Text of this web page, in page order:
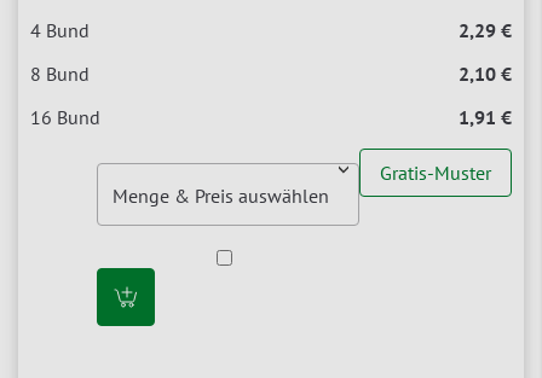
2,29 €
2,10 €
1,91 €
Gratis-Muster